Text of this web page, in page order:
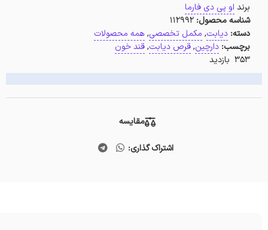
برند او پی دی فارما
شناسه محصول: 112992
دسته: دیابت, مکمل تخصصی,همه محصولات
برچسب: دارچین,قرص دیابت,قند خون
353 بازدید
مقایسه
اشتراک گذاری: